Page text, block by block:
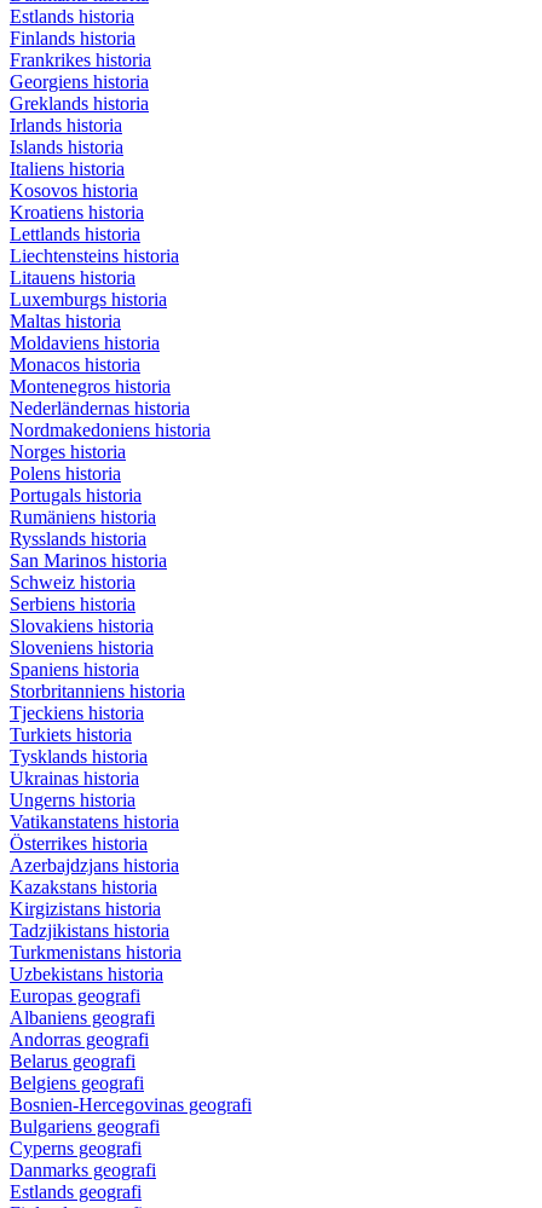
Estlands historia
Finlands historia
Frankrikes historia
Georgiens historia
Greklands historia
Irlands historia
Islands historia
Italiens historia
Kosovos historia
Kroatiens historia
Lettlands historia
Liechtensteins historia
Litauens historia
Luxemburgs historia
Maltas historia
Moldaviens historia
Monacos historia
Montenegros historia
Nederländernas historia
Nordmakedoniens historia
Norges historia
Polens historia
Portugals historia
Rumäniens historia
Rysslands historia
San Marinos historia
Schweiz historia
Serbiens historia
Slovakiens historia
Sloveniens historia
Spaniens historia
Storbritanniens historia
Tjeckiens historia
Turkiets historia
Tysklands historia
Ukrainas historia
Ungerns historia
Vatikanstatens historia
Österrikes historia
Azerbajdzjans historia
Kazakstans historia
Kirgizistans historia
Tadzjikistans historia
Turkmenistans historia
Uzbekistans historia
Europas geografi
Albaniens geografi
Andorras geografi
Belarus geografi
Belgiens geografi
Bosnien-Hercegovinas geografi
Bulgariens geografi
Cyperns geografi
Danmarks geografi
Estlands geografi